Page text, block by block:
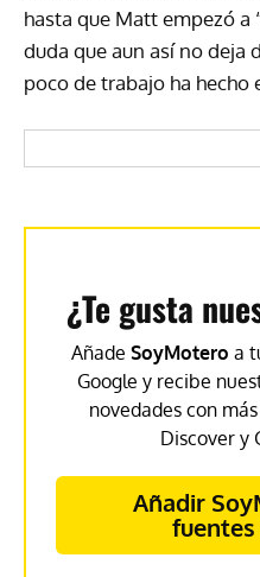
hasta que Matt empezó a
duda que aun así no deja
poco de trabajo ha hecho
¿Te gusta
Añade SoyMotero a
Google y recibe
novedades con
Discover y
Añadir